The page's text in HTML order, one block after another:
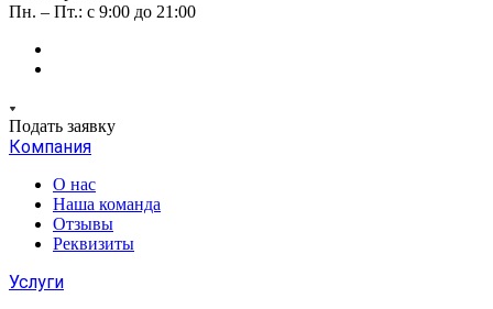
Пн. – Пт.: с 9:00 до 21:00
Подать заявку
Компания
О нас
Наша команда
Отзывы
Реквизиты
Услуги